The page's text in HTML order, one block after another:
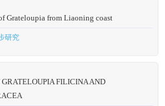
Grateloupia from Liaoning coast
研究
FILICINA AND